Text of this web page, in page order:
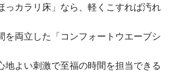
っカラリ床」なら、軽くこすれば汚れ
を両立した「コンフォートウエーブシ
地よい刺激で至福の時間を担当できる